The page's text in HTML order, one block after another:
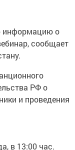
информацию о
сообщает
РФ о
и проведения
в 13:00 час.